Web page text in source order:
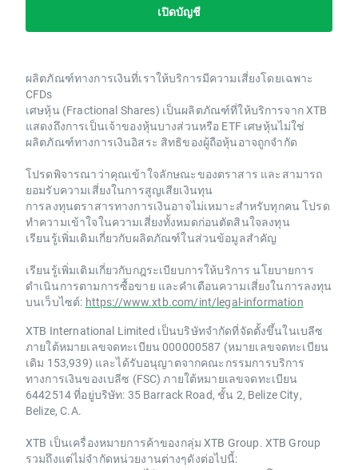
เปิดบัญชี
ผลิตภัณฑ์ทางการเงินที่เราให้บริการมีความเสี่ยงโดยเฉพาะ
CFDs
เศษหุ้น (Fractional Shares) เป็นผลิตภัณฑ์ที่ให้บริการจาก XTB
แสดงถึงการเป็นเจ้าของหุ้นบางส่วนหรือ ETF เศษหุ้นไม่ใช่
ผลิตภัณฑ์ทางการเงินอิสระ สิทธิของผู้ถือหุ้นอาจถูกจำกัด
โปรดพิจารณาว่าคุณเข้าใจลักษณะของตราสาร และสามารถ
ยอมรับความเสี่ยงในการสูญเสียเงินทุน
การลงทุนตราสารทางการเงินอาจไม่เหมาะสำหรับทุกคน โปรด
ทำความเข้าใจในความเสี่ยงทั้งหมดก่อนตัดสินใจลงทุน
เรียนรู้เพิ่มเติมเกี่ยวกับผลิตภัณฑ์ในส่วนข้อมูลสำคัญ
เรียนรู้เพิ่มเติมเกี่ยวกับกฎระเบียบการให้บริการ นโยบายการ
ดำเนินการตามการซื้อขาย และคำเตือนความเสี่ยงในการลงทุน
บนเว็บไซต์: https://www.xtb.com/int/legal-information
XTB International Limited เป็นบริษัทจำกัดที่จัดตั้งขึ้นในเบลีซ
ภายใต้หมายเลขจดทะเบียน 000000587 (หมายเลขจดทะเบียน
เดิม 153,939) และได้รับอนุญาตจากคณะกรรมการบริการ
ทางการเงินของเบลีซ (FSC) ภายใต้หมายเลขจดทะเบียน
6442514 ที่อยู่บริษัท: 35 Barrack Road, ชั้น 2, Belize City,
Belize, C.A.
XTB เป็นเครื่องหมายการค้าของกลุ่ม XTB Group. XTB Group
รวมถึงแต่ไม่จำกัดหน่วยงานต่างๆดังต่อไปนี้: